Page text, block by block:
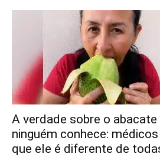
A verdade sobre o abacate
ninguém conhece:
que ele é diferente de